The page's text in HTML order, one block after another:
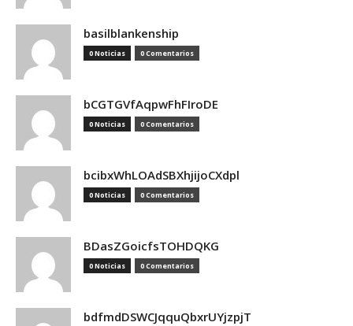
basilblankenship
0 Noticias 0 Comentarios
bCGTGVfAqpwFhFIroDE
0 Noticias 0 Comentarios
bcibxWhLOAdSBXhjijoCXdpl
0 Noticias 0 Comentarios
BDasZGoicfsTOHDQKG
0 Noticias 0 Comentarios
bdfmdDSWCJqquQbxrUYjzpjT